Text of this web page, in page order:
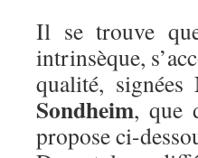
Il se trouve
intrinsèque,
qualité, signées
Sondheim, que
propose ci-